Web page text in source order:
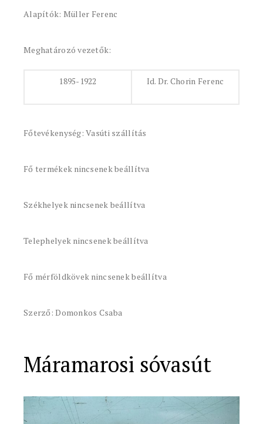
Alapítók: Müller Ferenc
Meghatározó vezetők:
1895-1922 Id. Dr. Chorin Ferenc
Főtevékenység: Vasúti szállítás
Fő termékek nincsenek beállítva
Székhelyek nincsenek beállítva
Telephelyek nincsenek beállítva
Fő mérföldkövek nincsenek beállítva
Szerző: Domonkos Csaba
Máramarosi sóvasút